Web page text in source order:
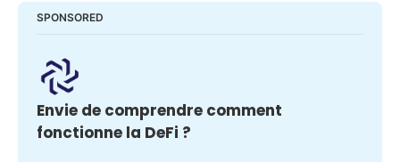
SPONSORED
Envie de comprendre comment
fonctionne la DeFi ?